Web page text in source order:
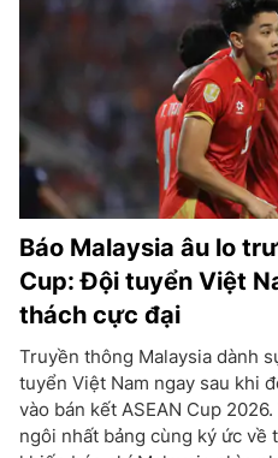
Báo Malaysia âu lo
Cup: Đội tuyển Việt
thách cực đại
Truyền thông Malaysia dành
tuyển Việt Nam ngay sau khi
vào bán kết ASEAN Cup
ngôi nhất bảng cùng ký ức về